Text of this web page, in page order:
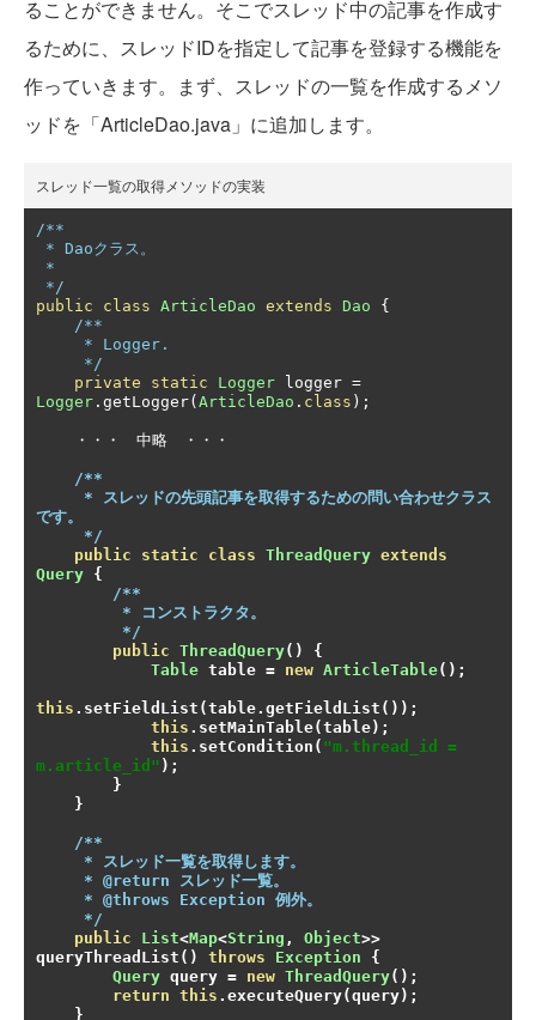
ることができません。そこでスレッド中の記事を作成す
るために、スレッドIDを指定して記事を登録する機能を
作っていきます。まず、スレッドの一覧を作成するメソ
ッドを「ArticleDao.java」に追加します。
スレッド一覧の取得メソッドの実装
/**
*/
public
class ArticleDao extends Dao
{
/**
     */
private
static Logger logger =
Logger . getLogger(ArticleDao . class );
・・・　中略　・・・
/**
です。
     */
public
static class ThreadQuery extends
Query {
/**
         */
public ThreadQuery()
{
Table table = new ArticleTable();
this . setFieldList (table. getFieldList ());
this . setMainTable(table);
this . setCondition ( "m.thread_id =
m.article_id" );
}
}
/**
     */
public
List<Map<String , Object>>
queryThreadList () throws Exception
{
Query query = new ThreadQuery();
return this . executeQuery(query);
}